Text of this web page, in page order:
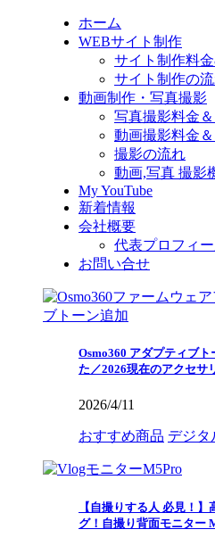
ホーム
WEBサイト制作
サイト制作料
サイト制作の
動画制作・写真撮影
写真撮影料金
動画撮影料金
撮影の流れ
動画,写真 撮影
My YouTube
新着情報
会社概要
代表プロフィ
お問い合せ
Osmo360 アダプティブ
た／2026現在のアクセサ
2026/4/11
おすすめ商品 デジタ
【自撮りする人 必見！
グ！自撮り背面モニター